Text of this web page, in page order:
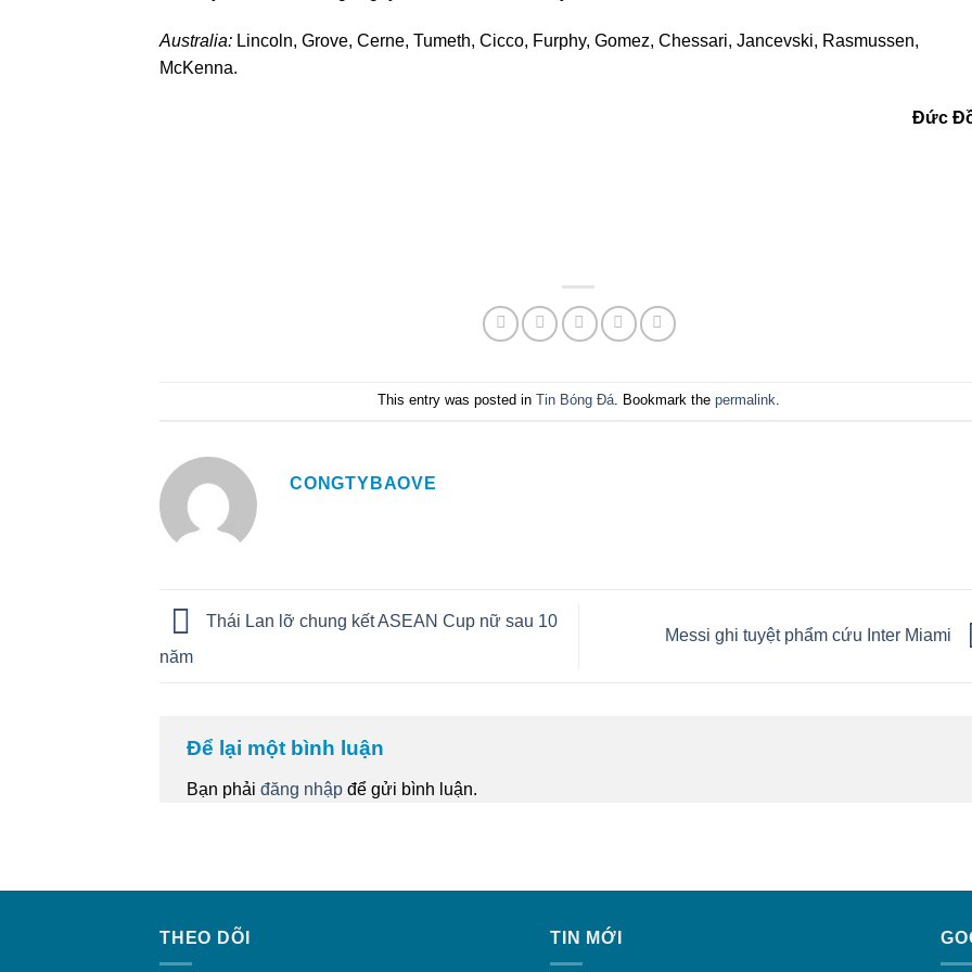
Australia: Lincoln, Grove, Cerne, Tumeth, Cicco, Furphy, Gomez, Chessari, Jancevski, Rasmussen,
McKenna.
Đức
This entry was posted in Tin Bóng Đá. Bookmark the permalink.
CONGTYBAOVE
Thái Lan lỡ chung kết ASEAN Cup nữ sau 10
năm
Messi ghi tuyệt phẩm cứu Inter Miami
Để lại một bình luận
Bạn phải đăng nhập để gửi bình luận.
THEO DÕI TIN MỚI